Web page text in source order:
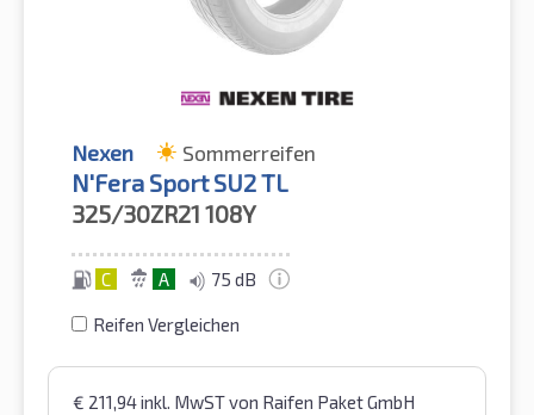
Nexen Sommerreifen
N'Fera Sport SU2 TL
325/30ZR21 108Y
C A 75 dB
Reifen Vergleichen
€ 211,94inkl. MwSTvon Raifen Paket GmbH